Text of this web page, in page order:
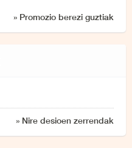
» Promozio berezi guztiak
» Nire desioen zerrendak